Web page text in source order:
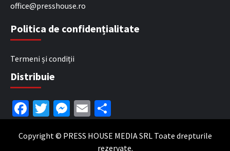
office@presshouse.ro
Politica de confidențialitate
Termeni și condiții
Distribuie
Facebook
Twitter
Messenger
Email
Copyright © PRESS HOUSE MEDIA SRL Toate drepturile
rezervate.